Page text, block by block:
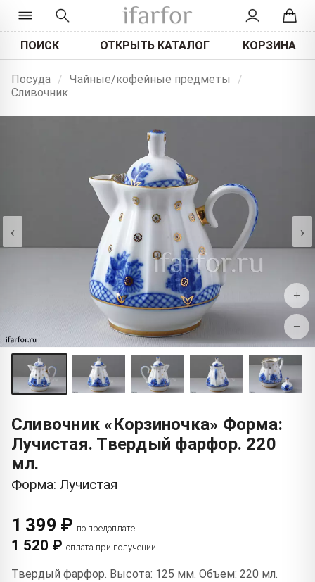
ПОИСК ОТКРЫТЬ КАТАЛОГ КОРЗИНА
Посуда / Чайные/кофейные предметы
/
Сливочник
‹ ›
+
−
Сливочник «Корзиночка» Форма:
Лучистая. Твердый фарфор. 220
мл.
Форма: Лучистая
1 399 ₽ по предоплате
1 520 ₽ оплата при получении
Твердый фарфор. Высота: 125 мм. Объем: 220 мл.